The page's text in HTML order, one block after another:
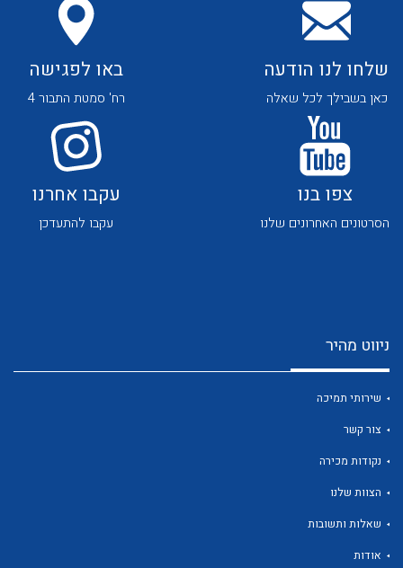
לכל מוצרי היצרן לכל מוצרי היצרן
לכל מוצרי היצרן לכל מוצרי היצרן
לכל מוצרי היצרן
שלחו לנו הודעה
כאן בשבילך לכל שאלה
באו לפגישה
רח' סמטת התבור 4
צפו בנו
הסרטונים האחרונים שלנו
עקבו אחרנו
עקבו להתעדכן
ניווט מהיר
שירותי תמיכה
צור קשר
נקודות מכירה
הצוות שלנו
שאלות ותשובות
אודות